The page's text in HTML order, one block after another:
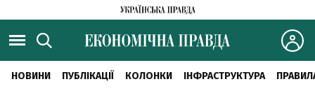
НОВИНИ ПУБЛІКАЦІЇ КОЛОНКИ ІНФРАСТРУКТУРА